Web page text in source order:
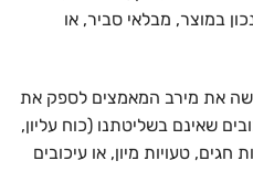
במוצר, מבלאי סביר, או
את מירב המאמצים לספק את
שאינם בשליטתנו (כוח עליון,
טעויות מיון, או עיכובים